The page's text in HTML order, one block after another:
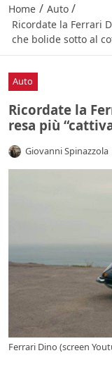
Home / Auto /
Ricordate la Ferrari
che bolide sotto al
Auto
Ricordate la
resa più
Giovanni Spinazzola
Ferrari Dino (screen